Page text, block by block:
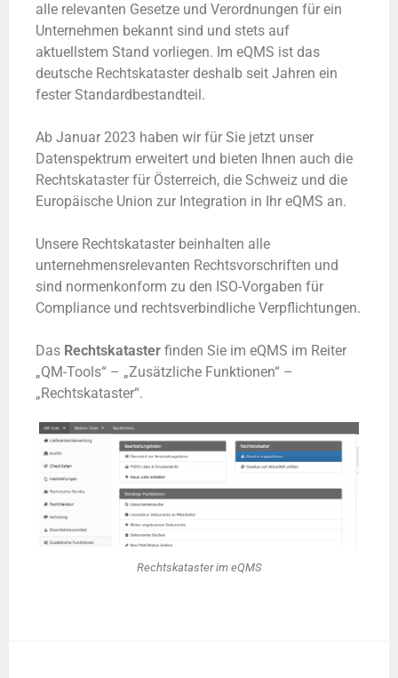
alle relevanten Gesetze und Verordnungen für ein
Unternehmen bekannt sind und stets auf
aktuellstem Stand vorliegen. Im eQMS ist das
deutsche Rechtskataster deshalb seit Jahren ein
fester Standardbestandteil.
Ab Januar 2023 haben wir für Sie jetzt unser
Datenspektrum erweitert und bieten Ihnen auch die
Rechtskataster für Österreich, die Schweiz und die
Europäische Union zur Integration in Ihr eQMS an.
Unsere Rechtskataster beinhalten alle
unternehmensrelevanten Rechtsvorschriften und
sind normenkonform zu den ISO-Vorgaben für
Compliance und rechtsverbindliche Verpflichtungen.
Das Rechtskataster finden Sie im eQMS im Reiter
„QM-Tools“ – „Zusätzliche Funktionen“ –
„Rechtskataster“.
Rechtskataster im eQMS